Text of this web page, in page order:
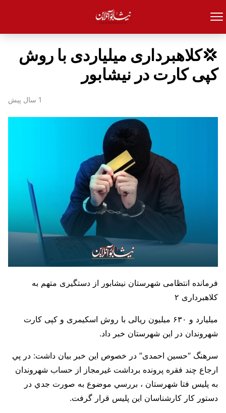
💢کلاهبرداری میلیاردی با روش
کپی کارت در نیشابور
1 سال پیش
فرمانده انتظامی شهرستان نیشابور از دستگیری متهم به
کلاهبرداری ۲
میلیارد و ۶۳۰ میلیون ریالی با روش اسکیمری و کپی کارت
شهروندان در این شهرستان خبر داد.
سرهنگ “حسین احمدی” در خصوص این خبر بیان داشت: در پي
ارجاع چند فقره پرونده برداشت غیرمجاز از حساب شهروندان
به پلیس فتا شهرستان ، بررسي موضوع به صورت جدي در
دستور کار کارشناسان این پلیس قرار گرفت.